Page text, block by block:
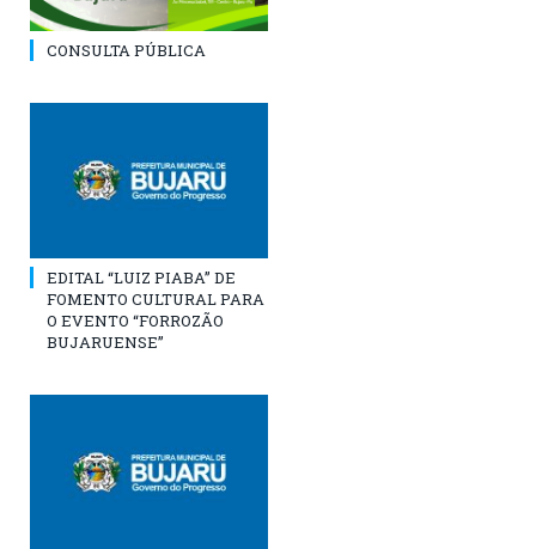
CONSULTA PÚBLICA
EDITAL “LUIZ PIABA” DE
FOMENTO CULTURAL PARA
O EVENTO “FORROZÃO
BUJARUENSE”